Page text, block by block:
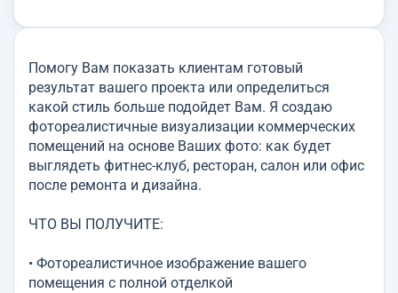
Помогу Вам показать клиентам готовый
результат вашего проекта или определиться
какой стиль больше подойдет Вам. Я создаю
фотореалистичные визуализации коммерческих
помещений на основе Ваших фото: как будет
выглядеть фитнес-клуб, ресторан, салон или офис
после ремонта и дизайна.
ЧТО ВЫ ПОЛУЧИТЕ:
• Фотореалистичное изображение вашего
помещения с полной отделкой